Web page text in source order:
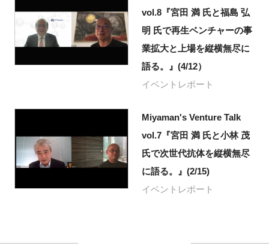
vol.8『宮田 満 氏と福島 弘
明 氏で再生ベンチャーの事
業拡大と上場を縦横無尽に
語る。』(4/12）
イベントレポート
Miyaman's Venture Talk
vol.7『宮田 満 氏と小林 茂
氏で次世代抗体を縦横無尽
に語る。』(2/15)
イベントレポート